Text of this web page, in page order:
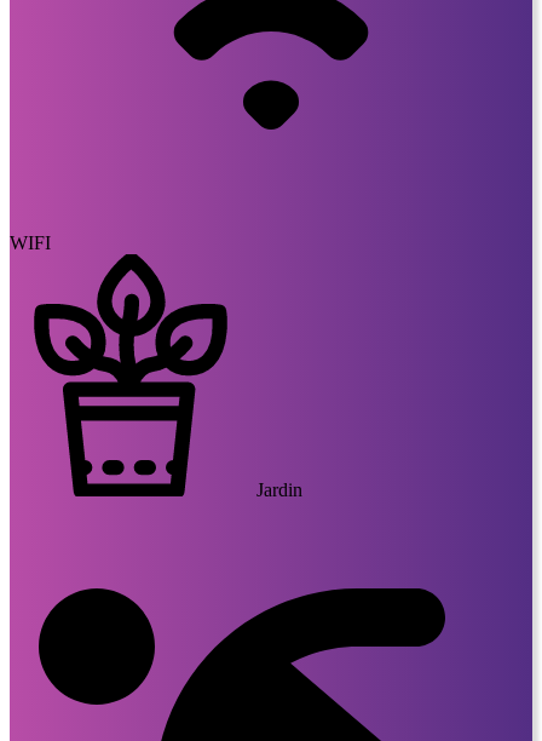
WIFI
Jardin